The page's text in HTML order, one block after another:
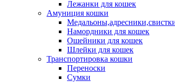
Лежанки для кошек
Амуниция кошки
Намордники для кошек
Ошейники для кошек
Шлейки для кошек
Транспортировка кошки
Переноски
Сумки